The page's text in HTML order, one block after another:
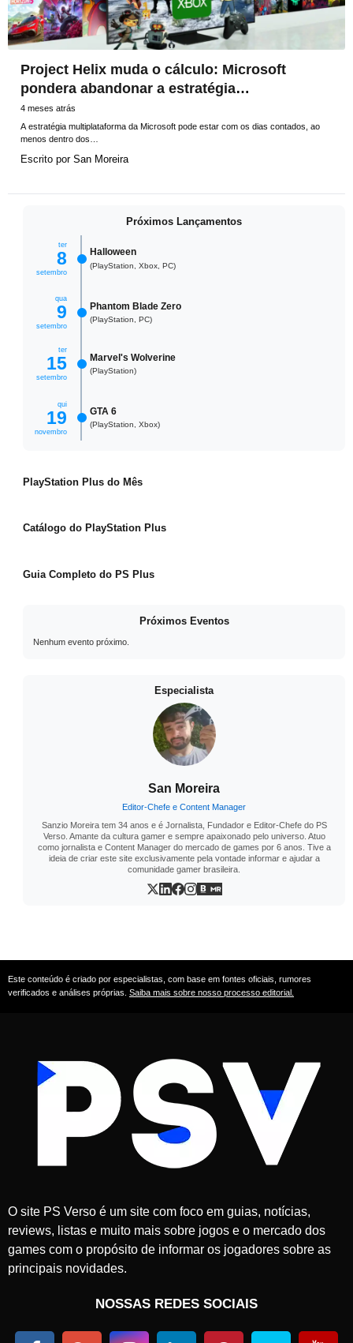
Project Helix muda o cálculo: Microsoft
pondera abandonar a estratégia
multiplataforma
4 meses atrás
A estratégia multiplataforma da Microsoft pode estar com os dias contados, ao
menos dentro dos…
Escrito por San Moreira
Próximos Lançamentos
ter
8
setembro
Halloween
(PlayStation, Xbox, PC)
qua
9
setembro
Phantom Blade Zero
(PlayStation, PC)
ter
15
setembro
Marvel's Wolverine
(PlayStation)
qui
19
novembro
GTA 6
(PlayStation, Xbox)
PlayStation Plus do Mês
Catálogo do PlayStation Plus
Guia Completo do PS Plus
Próximos Eventos
Nenhum evento próximo.
Especialista
San Moreira
Editor-Chefe e Content Manager
Sanzio Moreira tem 34 anos e é Jornalista, Fundador e Editor-Chefe do PS
Verso. Amante da cultura gamer e sempre apaixonado pelo universo. Atuo
como jornalista e Content Manager do mercado de games por 6 anos. Tive a
ideia de criar este site exclusivamente pela vontade informar e ajudar a
comunidade gamer brasileira.
Este conteúdo é criado por especialistas, com base em fontes oficiais, rumores
verificados e análises próprias. Saiba mais sobre nosso processo editorial.
O site PS Verso é um site com foco em guias, notícias,
reviews, listas e muito mais sobre jogos e o mercado dos
games com o propósito de informar os jogadores sobre as
principais novidades.
NOSSAS REDES SOCIAIS